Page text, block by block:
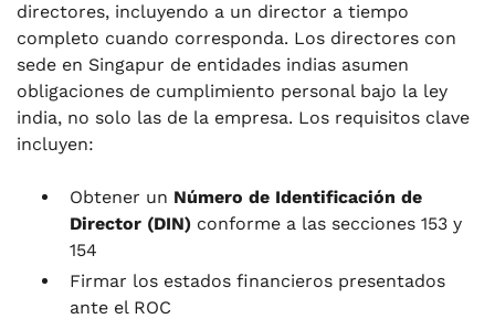
directores, incluyendo a un director a tiempo
completo cuando corresponda. Los directores con
sede en Singapur de entidades indias asumen
obligaciones de cumplimiento personal bajo la ley
india, no solo las de la empresa. Los requisitos clave
incluyen:
Obtener un Número de Identificación de
Director (DIN) conforme a las secciones 153 y
154
Firmar los estados financieros presentados
ante el ROC